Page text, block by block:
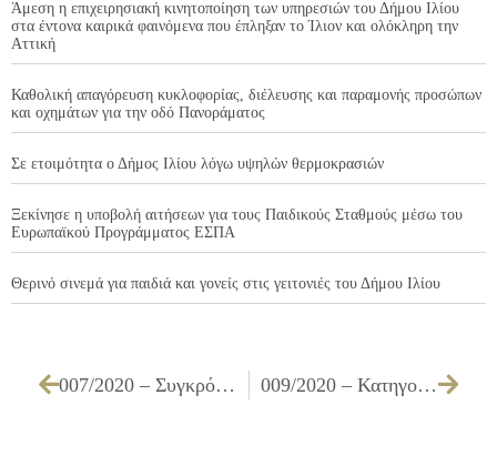
Άμεση η επιχειρησιακή κινητοποίηση των υπηρεσιών του Δήμου Ιλίου
στα έντονα καιρικά φαινόμενα που έπληξαν το Ίλιον και ολόκληρη την
Αττική
Καθολική απαγόρευση κυκλοφορίας, διέλευσης και παραμονής προσώπων
και οχημάτων για την οδό Πανοράματος
Σε ετοιμότητα ο Δήμος Ιλίου λόγω υψηλών θερμοκρασιών
Ξεκίνησε η υποβολή αιτήσεων για τους Παιδικούς Σταθμούς μέσω του
Ευρωπαϊκού Προγράμματος ΕΣΠΑ
Θερινό σινεμά για παιδιά και γονείς στις γειτονιές του Δήμου Ιλίου
007/2020 – Συγκρότηση επιτροπής παρακολούθησης και παραλαβής δημοσίων συμβάσεων προμηθειών και παροχής γενικών υπηρεσιών για το έτος 2020, βάσει του Ν. 4412/2016 009/2020 – Κατηγοριοποίηση Κλειστού Κολυμβητηρίου Δήμου Ιλίου στο Εθνικό Κέντρο Αποκατάστασης, οδός Θεολόγη 1, σύμφωνα με το Ν. 4479 ΦΕΚ 94Α/2017